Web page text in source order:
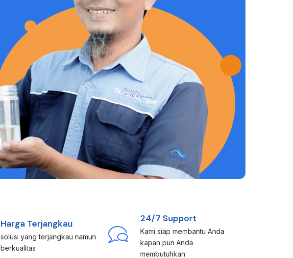
Harga Terjangkau
solusi yang terjangkau namun
berkualitas
24/7 Support
Kami siap membantu Anda
kapan pun Anda
membutuhkan